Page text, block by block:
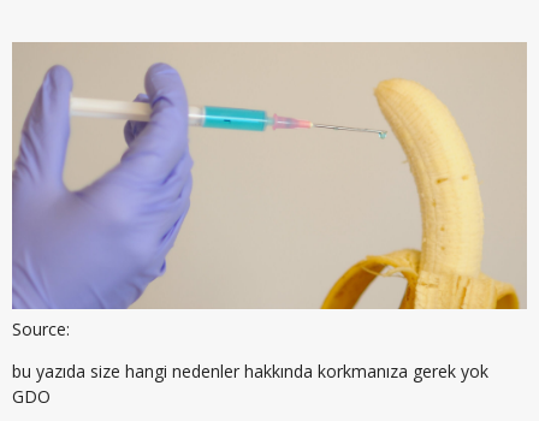
Source:
bu yazıda size hangi nedenler hakkında korkmanıza gerek yok
GDO